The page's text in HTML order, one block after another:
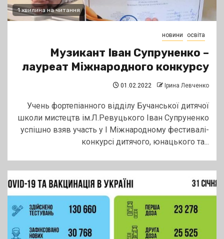
1 хвилина на читання
новини освіта
Музикант Іван Супруненко –
лауреат Міжнародного конкурсу
01.02.2022 Ірина Левченко
Учень фортепіанного відділу Бучанської дитячої
школи мистецтв ім.Л.Ревуцького Іван Супруненко
успішно взяв участь у І Міжнародному фестивалі-
конкурсі дитячого, юнацького та...